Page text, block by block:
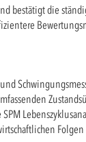
bestätigt die